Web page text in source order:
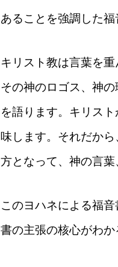
あることを強調した福
キリスト教は言葉を
その神のロゴス、神
を語ります。キリス
味します。それだか
方となって、神の言葉
このヨハネによる福
書の主張の核心がわ